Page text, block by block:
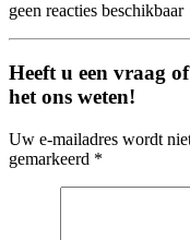
geen reacties beschikbaar
Heeft u een vraag
het ons weten!
Uw e-mailadres wordt
gemarkeerd *